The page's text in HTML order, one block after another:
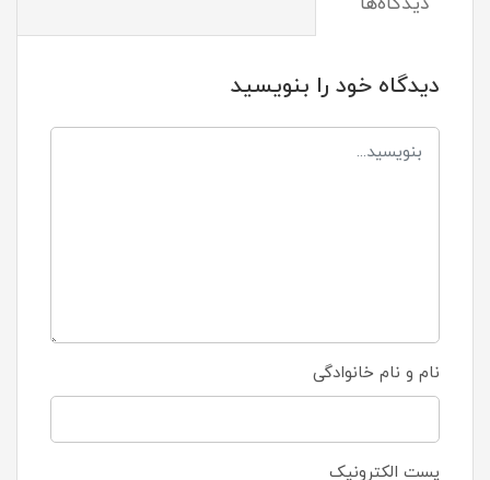
دیدگاه خود را بنویسید
نام و نام خانوادگی
پست الکترونیک